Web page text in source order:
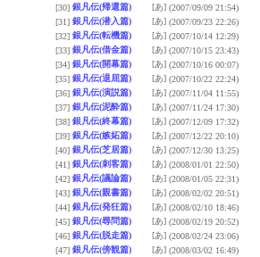
[30] 銀凡伝(帰還篇) [あ] (2007/09/09 21:54)
[31] 銀凡伝(潜入篇) [あ] (2007/09/23 22:26)
[32] 銀凡伝(転機篇) [あ] (2007/10/14 12:29)
[33] 銀凡伝(借金篇) [あ] (2007/10/15 23:43)
[34] 銀凡伝(開幕篇) [あ] (2007/10/16 00:07)
[35] 銀凡伝(退屈篇) [あ] (2007/10/22 22:24)
[36] 銀凡伝(演説篇) [あ] (2007/11/04 11:55)
[37] 銀凡伝(泥酔篇) [あ] (2007/11/24 17:30)
[38] 銀凡伝(終幕篇) [あ] (2007/12/09 17:32)
[39] 銀凡伝(嫉妬篇) [あ] (2007/12/22 20:10)
[40] 銀凡伝(芝居篇) [あ] (2007/12/30 13:25)
[41] 銀凡伝(刺客篇) [あ] (2008/01/01 22:50)
[42] 銀凡伝(議論篇) [あ] (2008/01/05 22:31)
[43] 銀凡伝(親書篇) [あ] (2008/02/02 20:51)
[44] 銀凡伝(発狂篇) [あ] (2008/02/10 18:46)
[45] 銀凡伝(尋問篇) [あ] (2008/02/19 20:52)
[46] 銀凡伝(脱走篇) [あ] (2008/02/24 23:06)
[47] 銀凡伝(傍観篇) [あ] (2008/03/02 16:49)